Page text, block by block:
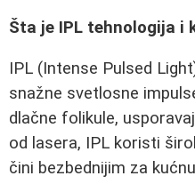
Šta je IPL tehnologija i
IPL (Intense Pulsed
snažne svetlosne
dlačne folikule,
od lasera, IPL koristi
čini bezbednijim za